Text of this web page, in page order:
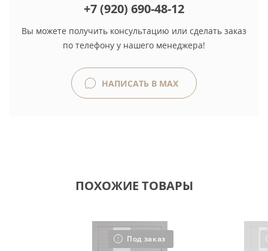
+7 (920) 690-48-12
Вы можете получить консультацию или сделать заказ
по телефону у нашего менеджера!
НАПИСАТЬ В MAX
ПОХОЖИЕ ТОВАРЫ
Под заказ